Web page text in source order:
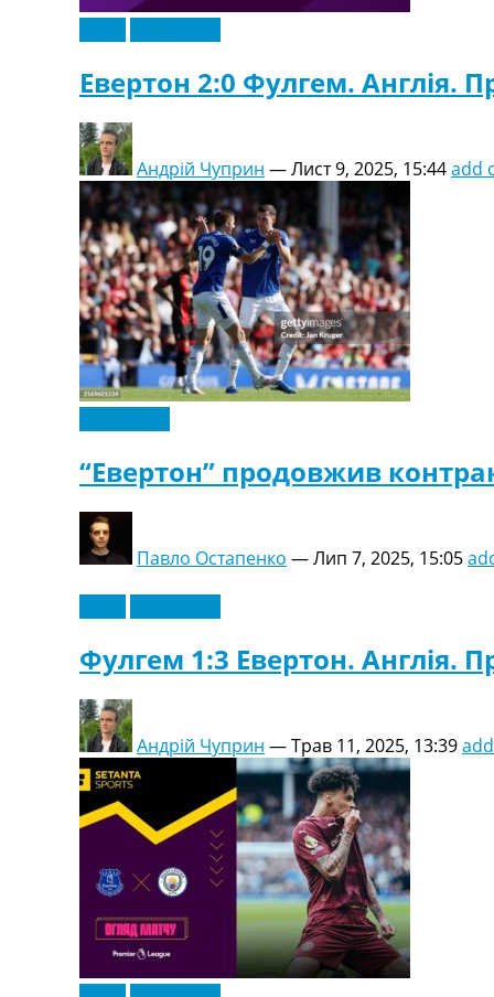
Евертон 2:0 Фулгем. Англія.
Андрій Чуприн —Лист 9, 2025, 15:44add
“Евертон” продовжив
Павло Остапенко —Лип 7, 2025, 15:05
Фулгем 1:3 Евертон. Англія.
Андрій Чуприн —Трав 11, 2025, 13:39